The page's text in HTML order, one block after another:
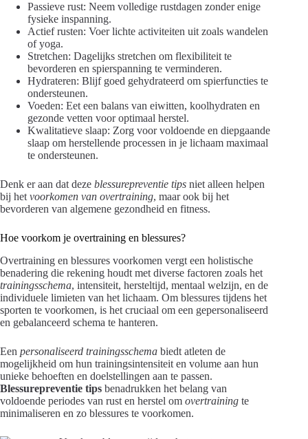
Passieve rust: Neem volledige rustdagen zonder enige
fysieke inspanning.
Actief rusten: Voer lichte activiteiten uit zoals wandelen
of yoga.
Stretchen: Dagelijks stretchen om flexibiliteit te
bevorderen en spierspanning te verminderen.
Hydrateren: Blijf goed gehydrateerd om spierfuncties te
ondersteunen.
Voeden: Eet een balans van eiwitten, koolhydraten en
gezonde vetten voor optimaal herstel.
Kwalitatieve slaap: Zorg voor voldoende en diepgaande
slaap om herstellende processen in je lichaam maximaal
te ondersteunen.
Denk er aan dat deze blessurepreventie tips niet alleen helpen
bij het voorkomen van overtraining, maar ook bij het
bevorderen van algemene gezondheid en fitness.
Hoe voorkom je overtraining en blessures?
Overtraining en blessures voorkomen vergt een holistische
benadering die rekening houdt met diverse factoren zoals het
trainingsschema, intensiteit, hersteltijd, mentaal welzijn, en de
individuele limieten van het lichaam. Om blessures tijdens het
sporten te voorkomen, is het cruciaal om een gepersonaliseerd
en gebalanceerd schema te hanteren.
Een personaliseerd trainingsschema biedt atleten de
mogelijkheid om hun trainingsintensiteit en volume aan hun
unieke behoeften en doelstellingen aan te passen.
Blessurepreventie tips benadrukken het belang van
voldoende periodes van rust en herstel om overtraining te
minimaliseren en zo blessures te voorkomen.